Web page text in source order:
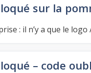
sur la
: il n’y a que le
– code